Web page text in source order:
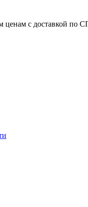
ценам с доставкой по